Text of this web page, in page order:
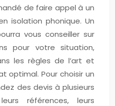
de faire appel à un
isolation phonique. Un
vous conseiller sur
pour votre situation,
les règles de l’art et
optimal. Pour choisir un
des devis à plusieurs
références, leurs